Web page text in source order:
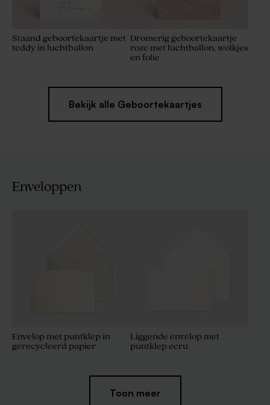
Staand geboortekaartje met
teddy in luchtballon
Dromerig geboortekaartje
roze met luchtballon, wolkjes
en folie
Bekijk alle Geboortekaartjes
Enveloppen
Envelop met puntklep in
gerecycleerd papier
Liggende envelop met
puntklep ecru
Toon meer